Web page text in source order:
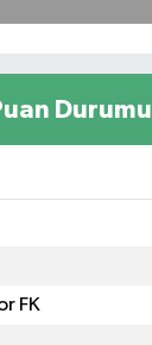
Durumu
FK